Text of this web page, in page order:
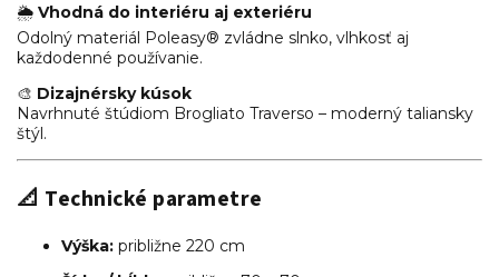
🌦 Vhodná do interiéru aj exteriéru
Odolný materiál Poleasy® zvládne slnko, vlhkosť aj
každodenné používanie.
🎨 Dizajnérsky kúsok
Navrhnuté štúdiom Brogliato Traverso – moderný taliansky
štýl.
📐 Technické parametre
Výška: približne 220 cm